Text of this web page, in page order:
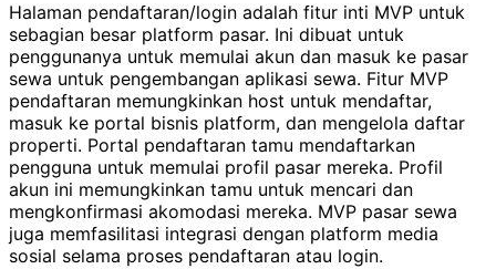
Halaman pendaftaran/login adalah fitur inti MVP untuk
sebagian besar platform pasar. Ini dibuat untuk
penggunanya untuk memulai akun dan masuk ke pasar
sewa untuk pengembangan aplikasi sewa. Fitur MVP
pendaftaran memungkinkan host untuk mendaftar,
masuk ke portal bisnis platform, dan mengelola daftar
properti. Portal pendaftaran tamu mendaftarkan
pengguna untuk memulai profil pasar mereka. Profil
akun ini memungkinkan tamu untuk mencari dan
mengkonfirmasi akomodasi mereka. MVP pasar sewa
juga memfasilitasi integrasi dengan platform media
sosial selama proses pendaftaran atau login.